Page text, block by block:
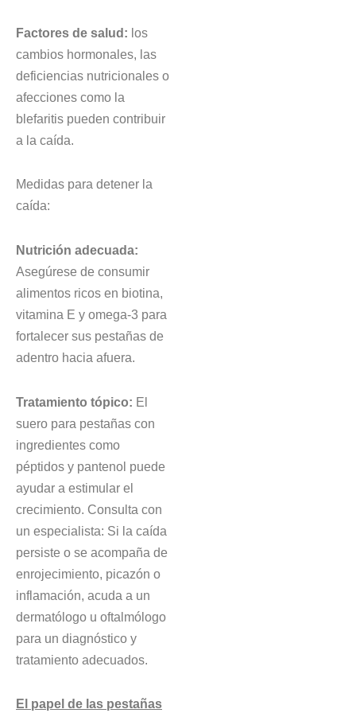
Factores de salud: los
cambios hormonales, las
deficiencias nutricionales o
afecciones como la
blefaritis pueden contribuir
a la caída.
Medidas para detener la
caída:
Nutrición adecuada:
Asegúrese de consumir
alimentos ricos en biotina,
vitamina E y omega-3 para
fortalecer sus pestañas de
adentro hacia afuera.
Tratamiento tópico: El
suero para pestañas con
ingredientes como
péptidos y pantenol puede
ayudar a estimular el
crecimiento. Consulta con
un especialista: Si la caída
persiste o se acompaña de
enrojecimiento, picazón o
inflamación, acuda a un
dermatólogo u oftalmólogo
para un diagnóstico y
tratamiento adecuados.
El papel de las pestañas